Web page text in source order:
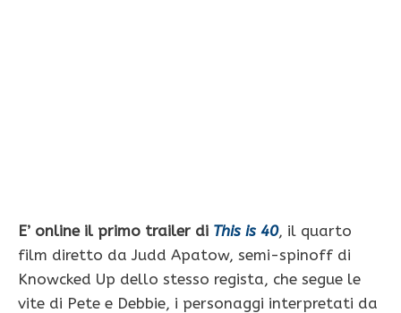
E’ online il primo trailer di This is 40, il quarto
film diretto da Judd Apatow, semi-spinoff di
Knowcked Up dello stesso regista, che segue le
vite di Pete e Debbie, i personaggi interpretati da